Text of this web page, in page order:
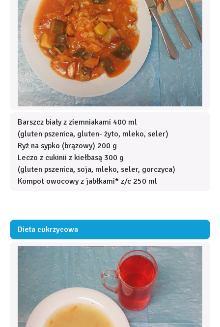
Barszcz biały z ziemniakami 400 ml
(gluten pszenica, gluten- żyto, mleko, seler)
Ryż na sypko (brązowy) 200 g
Leczo z cukinii z kiełbasą 300 g
(gluten pszenica, soja, mleko, seler, gorczyca)
Kompot owocowy z jabłkami* z/c 250 ml
Dieta cukrzycowa